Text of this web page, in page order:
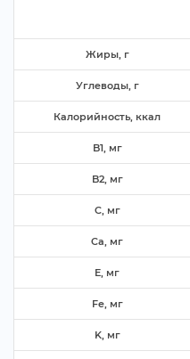
Жиры,
Углеводы,
Калорийность, ккал
B1, м
B2, м
C, м
Ca, м
E, м
Fe, м
K, м